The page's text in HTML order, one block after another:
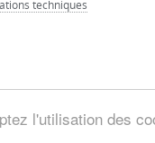
l'utilisation des
techniques
©